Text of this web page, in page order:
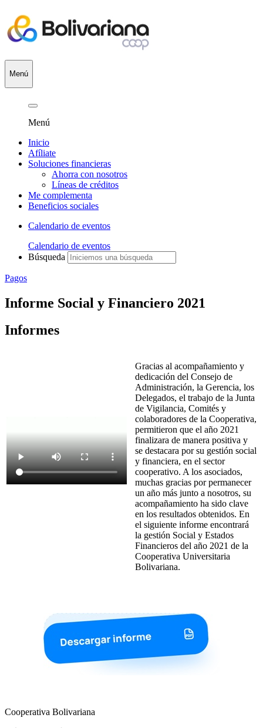
Menú
Menú
Inicio
Afíliate
Soluciones financieras
Ahorra con nosotros
Líneas de créditos
Me complementa
Beneficios sociales
Calendario de eventos
Calendario de eventos
Búsqueda
Pagos
Informe Social y Financiero 2021
Informes
Gracias al acompañamiento y
dedicación del Consejo de
Administración, la Gerencia, los
Delegados, el trabajo de la Junta
de Vigilancia, Comités y
colaboradores de la Cooperativa,
permitieron que el año 2021
finalizara de manera positiva y
se destacara por su gestión social
y financiera, en el sector
cooperativo. A los asociados,
muchas gracias por permanecer
un año más junto a nosotros, su
acompañamiento ha sido clave
en los resultados obtenidos. En
el siguiente informe encontrará
la gestión Social y Estados
Financieros del año 2021 de la
Cooperativa Universitaria
Bolivariana.
Cooperativa Bolivariana